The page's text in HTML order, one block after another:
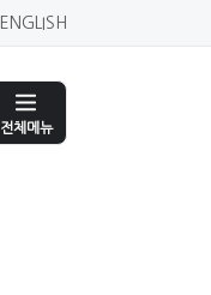
ENGLISH
전체메뉴